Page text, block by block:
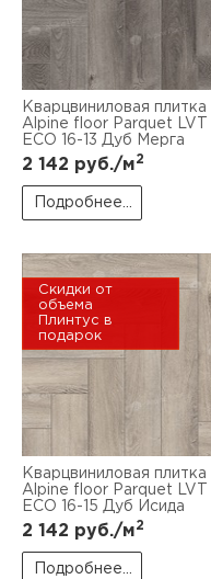
Кварцвиниловая плитка
Alpine floor Parquet LVT
ECO 16-13 Дуб Мерга
2 142 руб./м2
Подробнее...
Скидки от
объема
Плинтус в
подарок
Кварцвиниловая плитка
Alpine floor Parquet LVT
ECO 16-15 Дуб Исида
2 142 руб./м2
Подробнее...